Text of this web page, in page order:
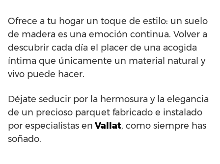
Ofrece a tu hogar un toque de estilo: un suelo
de madera es una emoción continua. Volver a
descubrir cada día el placer de una acogida
íntima que únicamente un material natural y
vivo puede hacer.
Déjate seducir por la hermosura y la elegancia
de un precioso parquet fabricado e instalado
por especialistas en Vallat, como siempre has
soñado.